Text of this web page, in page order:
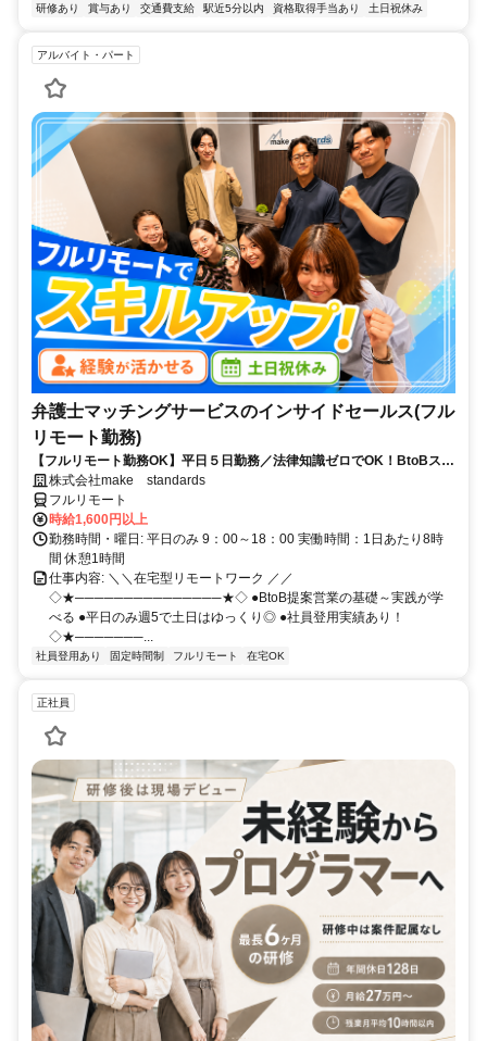
研修あり
賞与あり 交通費支給 駅近5分以内 資格取得手当あり 土日祝休み
アルバイト・パート
弁護士マッチングサービスのインサイドセールス(フル
リモート勤務)
【フルリモート勤務OK】平日５日勤務／法律知識ゼロでOK！BtoBスキ
ルが身につく営業職
株式会社make standards
フルリモート
時給1,600円以上
勤務時間・曜日: 平日のみ 9：00～18：00 実働時間：1日あたり8時
間 休憩1時間
仕事内容: ＼＼在宅型リモートワーク ／／
◇★───────────────★◇ ●BtoB提案営業の基礎～実践が学
べる ●平日のみ週5で土日はゆっくり◎ ●社員登用実績あり！
◇★───────...
社員登用あり 固定時間制 フルリモート 在宅OK
正社員